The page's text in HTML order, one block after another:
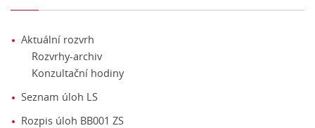
Aktuální rozvrh
Rozvrhy-archiv
Konzultační hodiny
Seznam úloh LS
Rozpis úloh BB001 ZS